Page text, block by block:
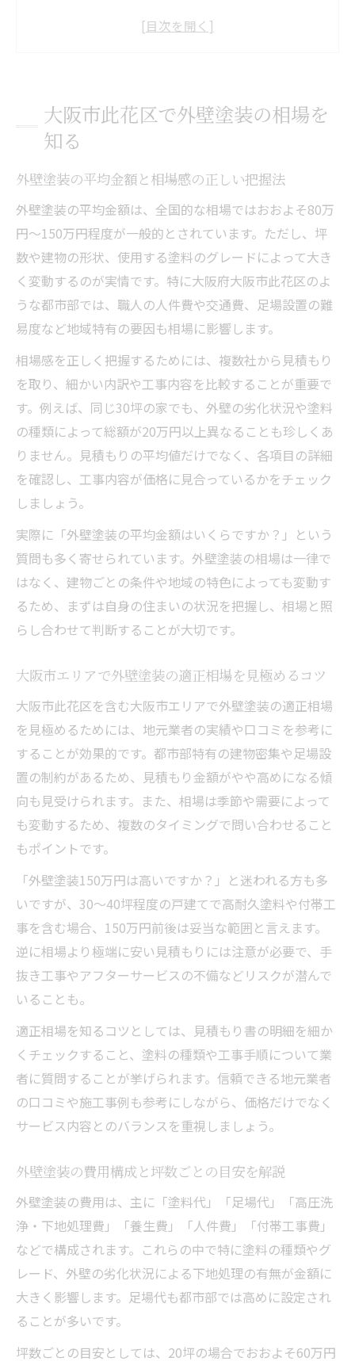
大阪市エリアで外壁塗装の適正相場を見極
相場変動のポイントと外壁塗装の価格比較
の仕方
外壁塗装の相場を左右する工事内容の違い
外壁塗装150万円が妥当か冷静に見極める方法
外壁塗装150万円は高いか安いか判断する基
見積もり金額と工事範囲の適正性を見抜く
方法
必要な工事内容で外壁塗装費が決まる理由
外壁塗装150万円が妥当か比較で納得するコ
ツ
納得感ある外壁塗装選びの基準とは
外壁塗装選びで重視すべき納得感の指標
施工実績や口コミで外壁塗装業者を選ぶコ
ツ
外壁塗装で後悔しない業者選びのチェック
項目
信頼できる外壁塗装業者の見極めポイント
外壁塗装の納得感を高める説明と対応力
外壁の色でやめたほうがいい色と理由
周囲と調和する外壁塗装の色選びのコツ
外壁塗装で人気の色と長持ちする色の違い
外壁塗装の色選びで重視したいポイント
工事内容と価格を比べて外壁塗装に満足する
外壁塗装の工事内容ごとの価格差を徹底解
説
外壁塗装の見積もりで確認すべき工事項目
必要十分な外壁塗装工事内容の見極め方
外壁塗装で費用と品質を両立させる選択術
外壁塗装の価格と工事詳細の比較ポイント
見積もり比較で適正な外壁塗装費を見抜く
外壁塗装の見積もり比較で適正価格を見極
める
複数業者の外壁塗装見積もりを比較する重
要性
外壁塗装費の適正性を判断する比較チェッ
ント
外壁塗装で見積もりの落とし穴に注意する
大阪市此花区で外壁塗装の相場を
知る
外壁塗装の平均金額と相場感の正しい把握法
外壁塗装の平均金額は、全国的な相場ではおおよそ80万
円～150万円程度が一般的とされています。ただし、坪
数や建物の形状、使用する塗料のグレードによって大き
く変動するのが実情です。特に大阪府大阪市此花区のよ
うな都市部では、職人の人件費や交通費、足場設置の難
易度など地域特有の要因も相場に影響します。
相場感を正しく把握するためには、複数社から見積もり
を取り、細かい内訳や工事内容を比較することが重要で
す。例えば、同じ30坪の家でも、外壁の劣化状況や塗料
の種類によって総額が20万円以上異なることも珍しくあ
りません。見積もりの平均値だけでなく、各項目の詳細
を確認し、工事内容が価格に見合っているかをチェック
しましょう。
実際に「外壁塗装の平均金額はいくらですか？」という
質問も多く寄せられています。外壁塗装の相場は一律で
はなく、建物ごとの条件や地域の特色によっても変動す
るため、まずは自身の住まいの状況を把握し、相場と照
らし合わせて判断することが大切です。
大阪市エリアで外壁塗装の適正相場を見極めるコツ
大阪市此花区を含む大阪市エリアで外壁塗装の適正相場
を見極めるためには、地元業者の実績や口コミを参考に
することが効果的です。都市部特有の建物密集や足場設
置の制約があるため、見積もり金額がやや高めになる傾
向も見受けられます。また、相場は季節や需要によって
も変動するため、複数のタイミングで問い合わせること
もポイントです。
「外壁塗装150万円は高いですか？」と迷われる方も多
いですが、30～40坪程度の戸建てで高耐久塗料や付帯工
事を含む場合、150万円前後は妥当な範囲と言えます。
逆に相場より極端に安い見積もりには注意が必要で、手
抜き工事やアフターサービスの不備などリスクが潜んで
いることも。
適正相場を知るコツとしては、見積もり書の明細を細か
くチェックすること、塗料の種類や工事手順について業
者に質問することが挙げられます。信頼できる地元業者
の口コミや施工事例も参考にしながら、価格だけでなく
サービス内容とのバランスを重視しましょう。
外壁塗装の費用構成と坪数ごとの目安を解説
外壁塗装の費用は、主に「塗料代」「足場代」「高圧洗
浄・下地処理費」「養生費」「人件費」「付帯工事費」
などで構成されます。これらの中で特に塗料の種類やグ
レード、外壁の劣化状況による下地処理の有無が金額に
大きく影響します。足場代も都市部では高めに設定され
ることが多いです。
坪数ごとの目安としては、20坪の場合でおおよそ60万円